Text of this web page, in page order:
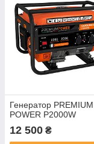
Генератор PREMIUM
POWER P2000W
12 500 ₴